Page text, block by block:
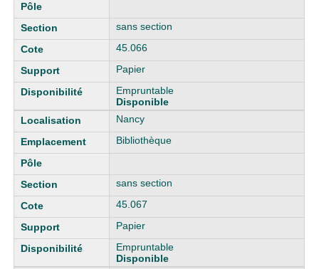
sans section
45.066
Papier
Empruntable
Disponible
Nancy
Bibliothèque
sans section
45.067
Papier
Empruntable
Disponible